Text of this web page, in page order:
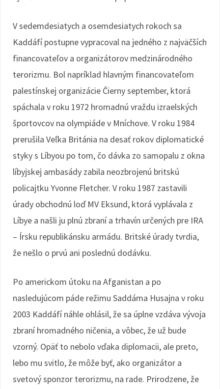
V sedemdesiatych a osemdesiatych rokoch sa
Kaddáfí postupne vypracoval na jedného z najväčších
financovateľov a organizátorov medzinárodného
terorizmu. Bol napríklad hlavným financovateľom
palestínskej organizácie Čierny september, ktorá
spáchala v roku 1972 hromadnú vraždu izraelských
športovcov na olympiáde v Mníchove. V roku 1984
prerušila Veľka Británia na desať rokov diplomatické
styky s Líbyou po tom, čo dávka zo samopalu z okna
líbyjskej ambasády zabila neozbrojenú britskú
policajtku Yvonne Fletcher. V roku 1987 zastavili
úrady obchodnú loď MV Eksund, ktorá vyplávala z
Líbye a našli ju plnú zbraní a trhavín určených pre IRA
– Írsku republikánsku armádu. Britské úrady tvrdia,
že nešlo o prvú ani poslednú dodávku.
Po americkom útoku na Afganistan a po
nasledujúcom páde režimu Saddáma Husajna v roku
2003 Kaddáfí náhle ohlásil, že sa úplne vzdáva vývoja
zbraní hromadného ničenia, a vôbec, že už bude
vzorný. Opäť to nebolo vďaka diplomacii, ale preto,
lebo mu svitlo, že môže byť, ako organizátor a
svetový sponzor terorizmu, na rade. Prirodzene, že